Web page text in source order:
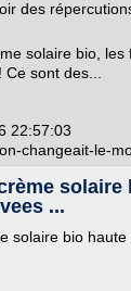
des
solaire bio,
sont des...
22:57:03
changeait-le-
solaire
...
solaire bio